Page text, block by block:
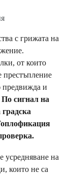
с грижата на
от които
престъпление
предвижда и
По сигнал на
усредняване на
които не са